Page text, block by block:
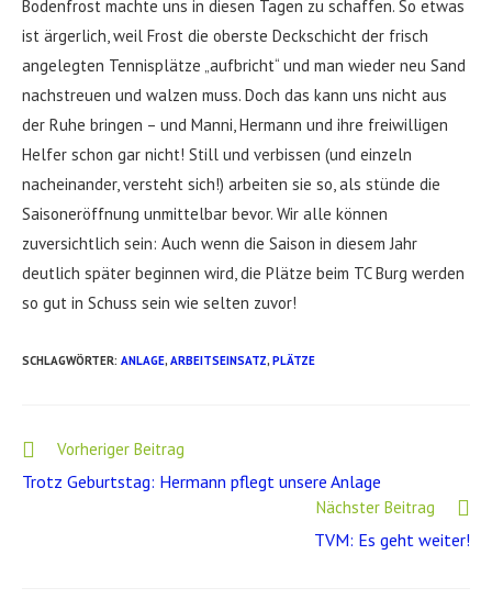
Bodenfrost machte uns in diesen Tagen zu schaffen. So etwas
ist ärgerlich, weil Frost die oberste Deckschicht der frisch
angelegten Tennisplätze „aufbricht“ und man wieder neu Sand
nachstreuen und walzen muss. Doch das kann uns nicht aus
der Ruhe bringen – und Manni, Hermann und ihre freiwilligen
Helfer schon gar nicht! Still und verbissen (und einzeln
nacheinander, versteht sich!) arbeiten sie so, als stünde die
Saisoneröffnung unmittelbar bevor. Wir alle können
zuversichtlich sein: Auch wenn die Saison in diesem Jahr
deutlich später beginnen wird, die Plätze beim TC Burg werden
so gut in Schuss sein wie selten zuvor!
SCHLAGWÖRTER: ANLAGE, ARBEITSEINSATZ, PLÄTZE
Weitere
ansehen
Vorheriger Beitrag
Trotz Geburtstag: Hermann pflegt unsere Anlage
Nächster Beitrag
TVM: Es geht weiter!